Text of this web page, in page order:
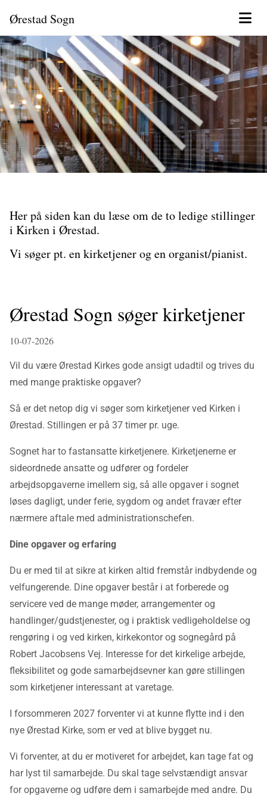
Ørestad Sogn
Her på siden kan du læse om de to ledige stillinger
i Kirken i Ørestad.
Vi søger pt. en kirketjener og en organist/pianist.
Ørestad Sogn søger kirketjener
10-07-2026
Vil du være Ørestad Kirkes gode ansigt udadtil og trives du
med mange praktiske opgaver?
Så er det netop dig vi søger som kirketjener ved Kirken i
Ørestad. Stillingen er på 37 timer pr. uge.
Sognet har to fastansatte kirketjenere. Kirketjenerne er
sideordnede ansatte og udfører og fordeler
arbejdsopgaverne imellem sig, så alle opgaver i sognet
løses dagligt, under ferie, sygdom og andet fravær efter
nærmere aftale med administrationschefen.
Dine opgaver og erfaring
Du er med til at sikre at kirken altid fremstår indbydende og
velfungerende. Dine opgaver består i at forberede og
servicere ved de mange møder, arrangementer og
handlinger/gudstjenester, og i praktisk vedligeholdelse og
rengøring i og ved kirken, kirkekontor og sognegård på
Robert Jacobsens Vej. Interesse for det kirkelige arbejde,
fleksibilitet og gode samarbejdsevner kan gøre stillingen
som kirketjener interessant at varetage.
I forsommeren 2027 forventer vi at kunne flytte ind i den
nye Ørestad Kirke, som er ved at blive bygget nu.
Vi forventer, at du er motiveret for arbejdet, kan tage fat og
har lyst til samarbejde. Du skal tage selvstændigt ansvar
for opgaverne og udføre dem i samarbejde med andre. Du